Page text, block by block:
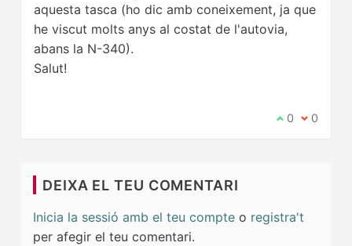
aquesta tasca (ho dic amb coneixement, ja que
he viscut molts anys al costat de l'autovia,
abans la N-340).
Salut!
Estic d'acord
0 No estic
0
DEIXA EL TEU COMENTARI
Inicia la sessió amb el teu compte o registra't
per afegir el teu comentari.